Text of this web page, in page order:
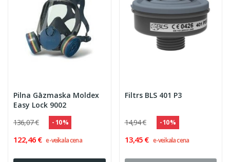
Pilna Gāzmaska Moldex
Easy Lock 9002
136,07 €
- 10 %
122,46 € e-veikala cena
Filtrs BLS 401 P3
14,94 € - 10 %
13,45 € e-veikala cena